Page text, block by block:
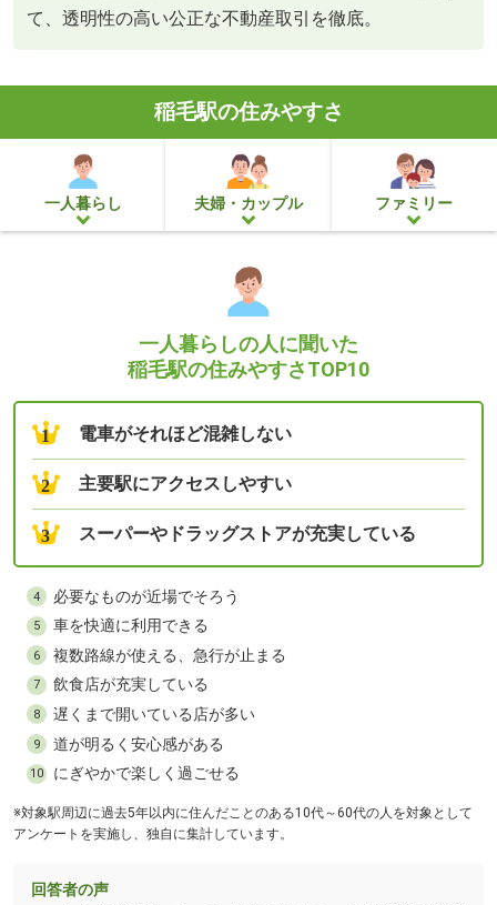
て、透明性の高い公正な不動産取引を徹底。
稲毛駅の住みやすさ
一人暮らし 夫婦・カップル ファミリー
一人暮らしの人に聞いた
稲毛駅の住みやすさTOP10
1 電車がそれほど混雑しない
2 主要駅にアクセスしやすい
3 スーパーやドラッグストアが充実している
4 必要なものが近場でそろう
5 車を快適に利用できる
6 複数路線が使える、急行が止まる
7 飲食店が充実している
8 遅くまで開いている店が多い
9 道が明るく安心感がある
10 にぎやかで楽しく過ごせる
※対象駅周辺に過去5年以内に住んだことのある10代～60代の人を対象として
アンケートを実施し、独自に集計しています。
回答者の声